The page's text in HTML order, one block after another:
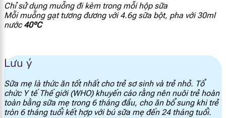
Selen 2.5 mcg
Flo
Đồng 0.05 mg
Chỉ sử dụng muỗng đi kèm trong mỗi hộp sữa
Mỗi muỗng gạt tương đương với 4.6g sữa bột, pha với 30ml
nước40ºC
Lưu ý
Sữa mẹ là thức ăn tốt nhất cho trẻ sơ sinh và trẻ nhỏ. Tổ
chức Y tế Thế giới (WHO) khuyến cáo rằng nên nuôi trẻ hoàn
toàn bằng sữa mẹ trong 6 tháng đầu, cho ăn bổ sung khi trẻ
tròn 6 tháng tuổi kết hợp với bú sữa mẹ đến 24 tháng tuổi.